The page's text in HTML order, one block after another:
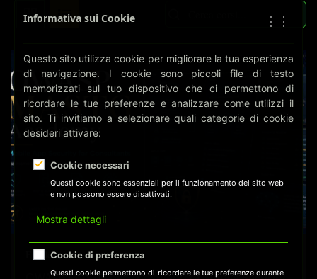
Effedc
Informativa sui Cookie ⋮⋮
Questo sito utilizza cookie per migliorare la tua esperienza
di navigazione. I cookie sono piccoli file di testo
memorizzati sul tuo dispositivo che ci permettono di
ricordare le tue preferenze e analizzare come utilizzi il
sito. Ti invitiamo a selezionare quali categorie di cookie
desideri attivare:
Cookie necessari
Questi cookie sono essenziali per il funzionamento del sito web
e non possono essere disattivati.
Mostra dettagli
Cookie di preferenza
Questi cookie permettono di ricordare le tue preferenze durante